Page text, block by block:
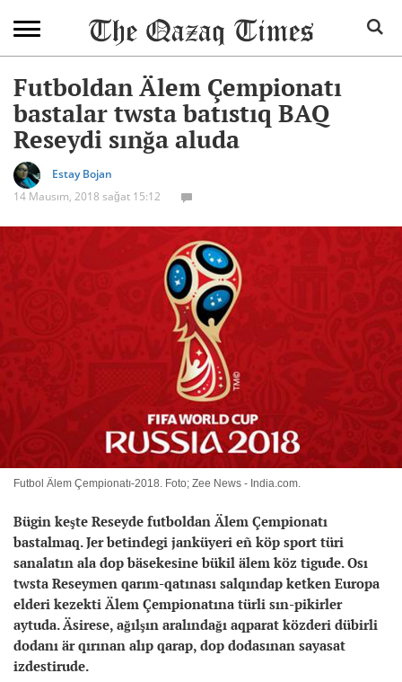
Futboldan Älem Çempionatı
bastalar twsta batıstıq BAQ
Reseydi sınğa aluda
Estay Bojan
14 Mausım, 2018 sağat 15:12
Futbol Älem Çempionatı-2018. Foto; Zee News - India.com.
Bügin keşte Reseyde futboldan Älem Çempionatı
bastalmaq. Jer betindegi janküyeri eñ köp sport türi
sanalatın ala dop bäsekesine bükil älem köz tigude. Osı
twsta Reseymen qarım-qatınası salqındap ketken Europa
elderi kezekti Älem Çempionatına türli sın-pikirler
aytuda. Äsirese, ağılşın aralındağı aqparat közderi dübirli
dodanı är qırınan alıp qarap, dop dodasınan sayasat
izdestirude.